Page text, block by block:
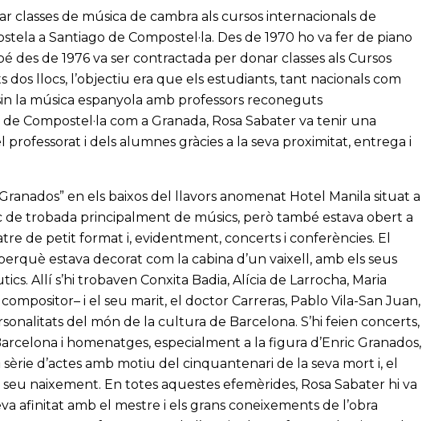
classes de música de cambra als cursos internacionals de
a Santiago de Compostel·la. Des de 1970 ho va fer de piano
des de 1976 va ser contractada per donar classes als Cursos
dos llocs, l’objectiu era que els estudiants, tant nacionals com
la música espanyola amb professors reconeguts
Compostel·la com a Granada, Rosa Sabater va tenir una
i dels alumnes gràcies a la seva proximitat, entrega i
Granados” en els baixos del llavors anomenat Hotel Manila situat a
de trobada principalment de músics, però també estava obert a
de petit format i, evidentment, concerts i conferències. El
estava decorat com la cabina d’un vaixell, amb els seus
Allí s’hi trobaven Conxita Badia, Alícia de Larrocha, Maria
i el seu marit, el doctor Carreras, Pablo Vila-San Juan,
del món de la cultura de Barcelona. S’hi feien concerts,
i homenatges, especialment a la figura d’Enric Granados,
d’actes amb motiu del cinquantenari de la seva mort i, el
naixement. En totes aquestes efemèrides, Rosa Sabater hi va
afinitat amb el mestre i els grans coneixements de l’obra